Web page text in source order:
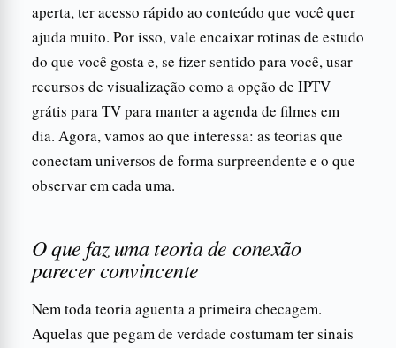
aperta, ter acesso rápido ao conteúdo que você quer
ajuda muito. Por isso, vale encaixar rotinas de estudo
do que você gosta e, se fizer sentido para você, usar
recursos de visualização como a opção de IPTV
grátis para TV para manter a agenda de filmes em
dia. Agora, vamos ao que interessa: as teorias que
conectam universos de forma surpreendente e o que
observar em cada uma.
O que faz uma teoria de conexão
parecer convincente
Nem toda teoria aguenta a primeira checagem.
Aquelas que pegam de verdade costumam ter sinais